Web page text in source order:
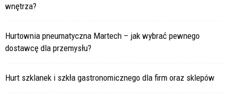
wnętrza?
Hurtownia pneumatyczna Martech – jak wybrać pewnego
dostawcę dla przemysłu?
Hurt szklanek i szkła gastronomicznego dla firm oraz sklepów